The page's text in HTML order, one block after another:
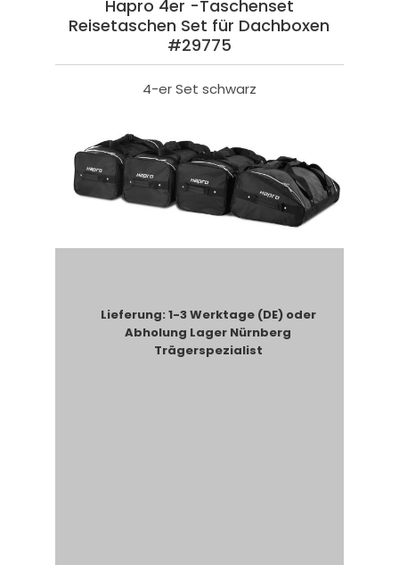
Hapro 4er -Taschenset
Reisetaschen Set für Dachboxen
#29775
4-er Set schwarz
Lieferung: 1-3 Werktage (DE) oder
Abholung Lager Nürnberg
Trägerspezialist